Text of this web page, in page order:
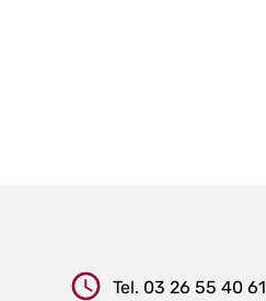
Tel. 03 26 55 40 61